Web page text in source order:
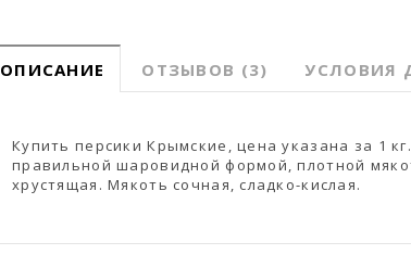
ОПИСАНИЕ ОТЗЫВОВ (3) УСЛОВИЯ
Купить персики Крымские, цена указана за 1
правильной шаровидной формой, плотной
хрустящая. Мякоть сочная, сладко-кислая.